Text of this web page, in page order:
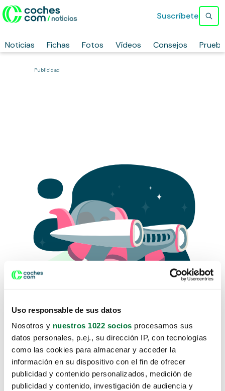
Uso responsable de sus datos
Nosotros y nuestros 1022 socios procesamos sus
datos personales, p.ej., su dirección IP, con tecnologías
como las cookies para almacenar y acceder la
información en su dispositivo con el fin de ofrecer
publicidad y contenido personalizados, medición de
publicidad y contenido, investigación de audiencia y
Noticias Fichas Fotos Vídeos Consejos
Suscríbete
Publicidad
Lo sentimos, no sabemos como
te hemos traido hasta aquí.